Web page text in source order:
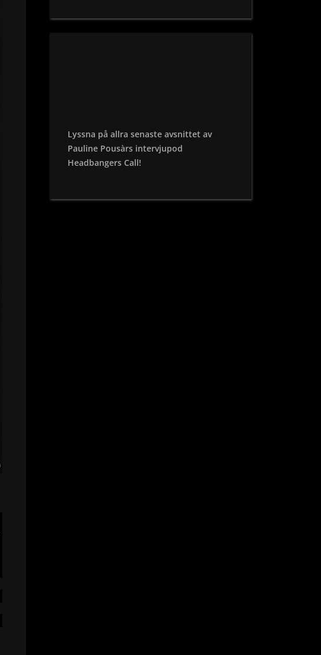
Lyssna på allra senaste avsnittet av
Pauline Pousàrs intervjupod
Headbangers Call!